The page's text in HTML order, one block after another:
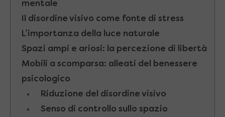
mentale
Il disordine visivo come fonte di stress
L’importanza della luce naturale
Spazi ampi e ariosi: la percezione di libertà
Mobili a scomparsa: alleati del benessere
psicologico
Riduzione del disordine visivo
Senso di controllo sullo spazio